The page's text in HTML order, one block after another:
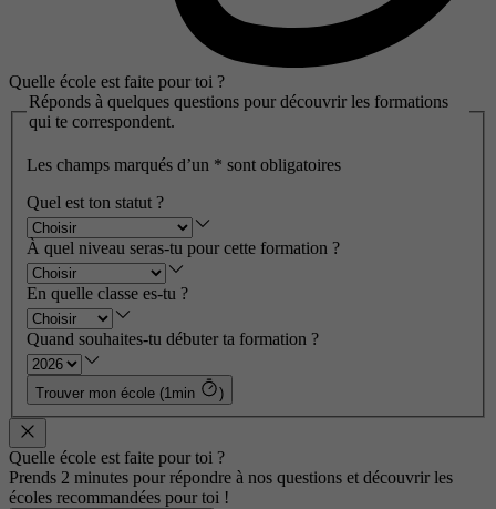
Quelle école est faite pour toi ?
Réponds à quelques questions pour découvrir les formations
qui te correspondent.
Les champs marqués d’un * sont obligatoires
Quel est ton statut ?
À quel niveau seras-tu pour cette formation ?
En quelle classe es-tu ?
Quand souhaites-tu débuter ta formation ?
Trouver mon école (1min )
Quelle école est faite pour toi ?
Prends 2 minutes pour répondre à nos questions et découvrir les
écoles recommandées pour toi !